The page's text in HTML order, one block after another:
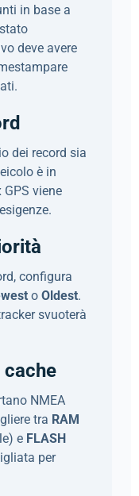
in base a
deve avere
dei record sia
è in
viene
configura
o Oldest.
svuoterà
NMEA
tra RAM
e FLASH
per